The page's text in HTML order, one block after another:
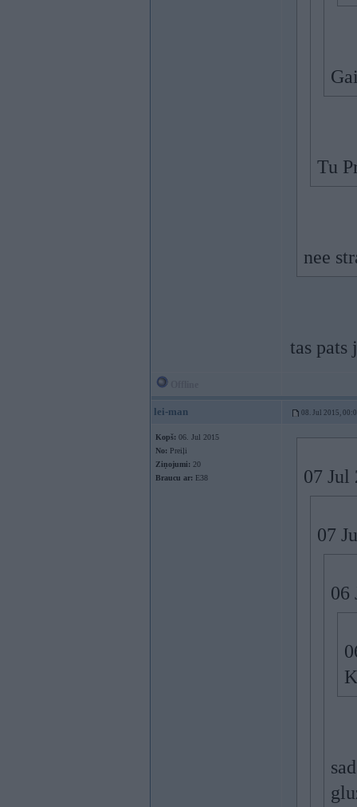
Tu
nee
tas pats
lei-man 08. Jul 2015,
Kopš: 06. Jul 2015
No: Preiļi
Ziņojumi: 20
Braucu ar: E38 07 Jul
07
06